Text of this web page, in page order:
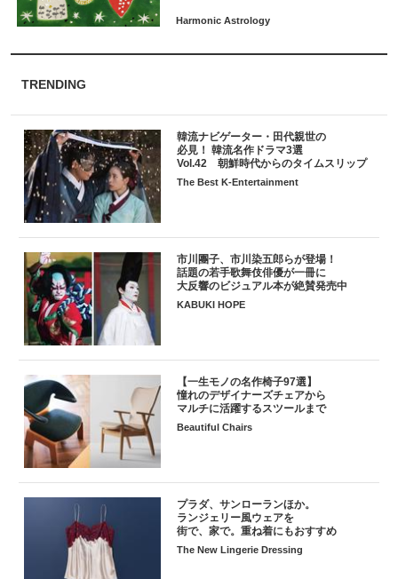
TRENDING
韓流ナビゲーター・田代親世の
必見！ 韓流名作ドラマ3選
Vol.42 朝鮮時代からのタイムスリップ
The Best K-Entertainment
市川團子、市川染五郎らが登場！
話題の若手歌舞伎俳優が一冊に
大反響のビジュアル本が絶賛発売中
KABUKI HOPE
【一生モノの名作椅子97選】
憧れのデザイナーズチェアから
マルチに活躍するスツールまで
Beautiful Chairs
プラダ、サンローランほか。
ランジェリー風ウェアを
街で、家で。重ね着にもおすすめ
The New Lingerie Dressing